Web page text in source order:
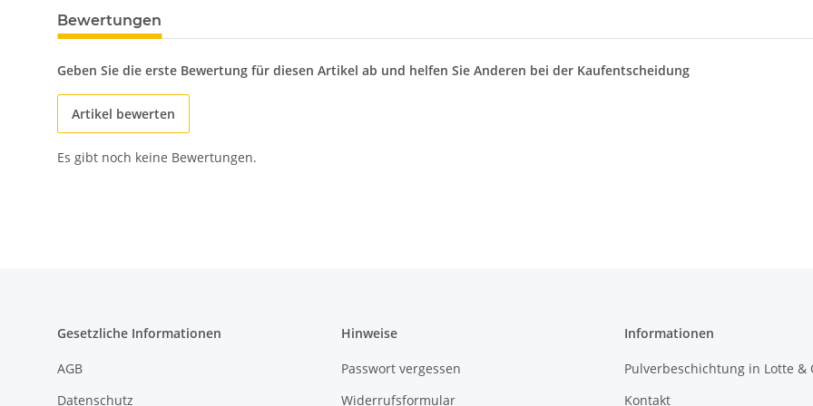
Bewertungen
Geben Sie die erste Bewertung für diesen Artikel ab und helfen Sie Anderen bei der Kaufentscheidung
Artikel bewerten
Es gibt noch keine Bewertungen.
Gesetzliche Informationen
AGB
Datenschutz
Hinweise
Passwort vergessen
Widerrufsformular
Informationen
Pulverbeschichtung in Lotte &
Kontakt